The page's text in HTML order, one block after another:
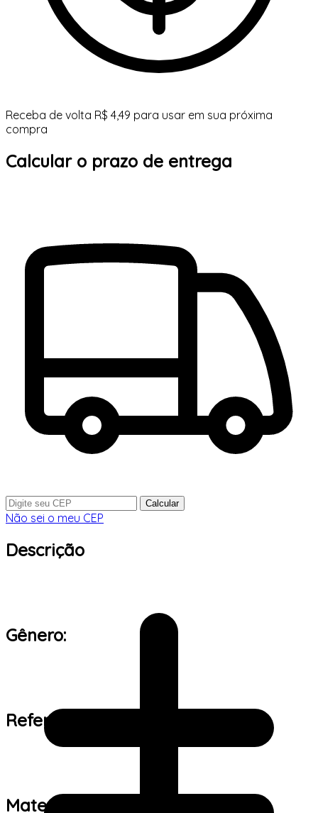
Receba de volta R$ 4,49 para usar em sua próxima
compra
Calcular o prazo de entrega
Calcular
Não sei o meu CEP
Descrição
Gênero:
Referência de tamanho:
Material: